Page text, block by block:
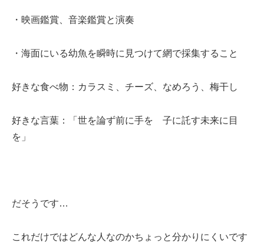
・映画鑑賞、音楽鑑賞と演奏
・海面にいる幼魚を瞬時に見つけて網で採集すること
好きな食べ物：カラスミ、チーズ、なめろう、梅干し
好きな言葉：「世を論ず前に手を 子に託す未来に目
を」
だそうです…
これだけではどんな人なのかちょっと分かりにくいです